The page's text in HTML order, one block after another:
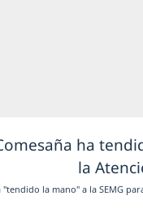
"tendido la mano" a la SEMG